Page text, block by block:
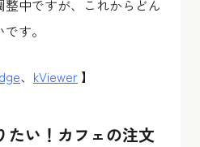
中ですが、これからどん
す。
、 kViewer 】
たい！カフェの注文